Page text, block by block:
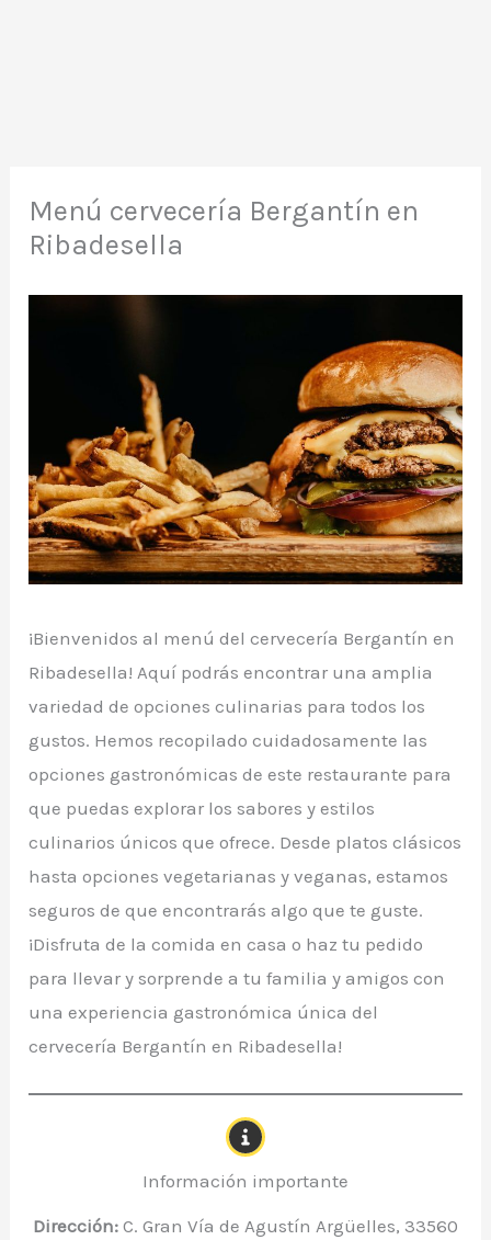
Menú cervecería Bergantín en
Ribadesella
¡Bienvenidos al menú del cervecería Bergantín en
Ribadesella! Aquí podrás encontrar una amplia
variedad de opciones culinarias para todos los
gustos. Hemos recopilado cuidadosamente las
opciones gastronómicas de este restaurante para
que puedas explorar los sabores y estilos
culinarios únicos que ofrece. Desde platos clásicos
hasta opciones vegetarianas y veganas, estamos
seguros de que encontrarás algo que te guste.
¡Disfruta de la comida en casa o haz tu pedido
para llevar y sorprende a tu familia y amigos con
una experiencia gastronómica única del
cervecería Bergantín en Ribadesella!
Información importante
Dirección: C. Gran Vía de Agustín Argüelles, 33560